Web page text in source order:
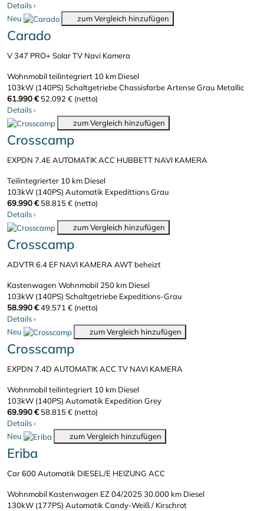
Details›
Neu
zum Vergleich hinzufügen
Carado
V 347 PRO+ Solar TV Navi Kamera
Wohnmobil teilintegriert 10 km Diesel
103kW (140PS) SchaltgetriebeChassisfarbe Artense Grau Metallic
61.990 € 52.092 € (netto)
Details›
zum Vergleich hinzufügen
Crosscamp
EXPDN 7.4E AUTOMATIK ACC HUBBETT NAVI KAMERA
Teilintegrierter 10 km Diesel
103kW (140PS) Automatik Expedittions Grau
69.990 € 58.815 € (netto)
Details›
zum Vergleich hinzufügen
Crosscamp
ADVTR 6.4 EF NAVI KAMERA AWT beheizt
Kastenwagen Wohnmobil 250 km Diesel
103kW (140PS) Schaltgetriebe Expeditions-Grau
58.990 €49.571 € (netto)
Details›
Neu
zum Vergleich hinzufügen
Crosscamp
EXPDN 7.4D AUTOMATIK ACC TV NAVI KAMERA
Wohnmobil teilintegriert 10 km Diesel
103kW (140PS) Automatik Expedition Grey
69.990 € 58.815 € (netto)
Details›
Neu
zum Vergleich hinzufügen
Eriba
Car 600 Automatik DIESEL/E HEIZUNG ACC
Wohnmobil Kastenwagen EZ 04/202530.000 km Diesel
130kW (177PS) AutomatikCandy-Weiß / Kirschrot